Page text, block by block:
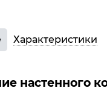
Характеристики
настенного